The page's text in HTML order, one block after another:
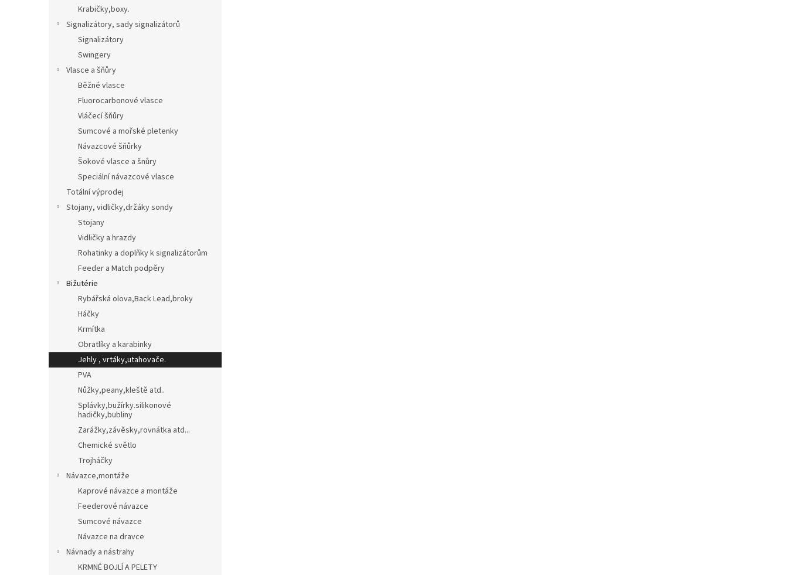
Krabičky,boxy.
Signalizátory, sady signalizátorů
Signalizátory
Swingery
Vlasce a šňůry
Běžné vlasce
Fluorocarbonové vlasce
Vláčecí šňůry
Sumcové a mořské pletenky
Návazcové šňůrky
Šokové vlasce a šnůry
Speciální návazcové vlasce
Totální výprodej
Stojany, vidličky,držáky sondy
Stojany
Vidličky a hrazdy
Rohatinky a doplňky k signalizátorům
Feeder a Match podpěry
Bižutérie
Rybářská olova,Back Lead,broky
Háčky
Krmítka
Obratlíky a karabinky
Jehly , vrtáky,utahovače.
PVA
Nůžky,peany,kleště atd..
Splávky,bužírky.silikonové
hadičky,bubliny
Zarážky,závěsky,rovnátka atd...
Chemické světlo
Trojháčky
Návazce,montáže
Kaprové návazce a montáže
Feederové návazce
Sumcové návazce
Návazce na dravce
Návnady a nástrahy
KRMNÉ BOJLÍ A PELETY